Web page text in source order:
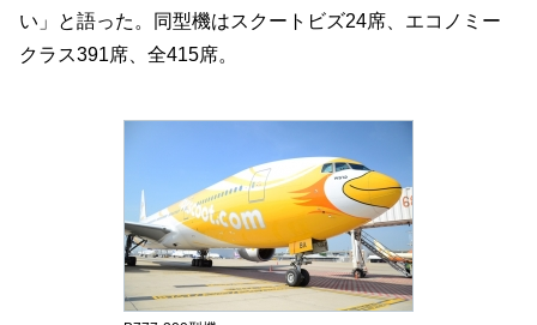
い」と語った。同型機はスクートビズ24席、エコノミー
クラス391席、全415席。